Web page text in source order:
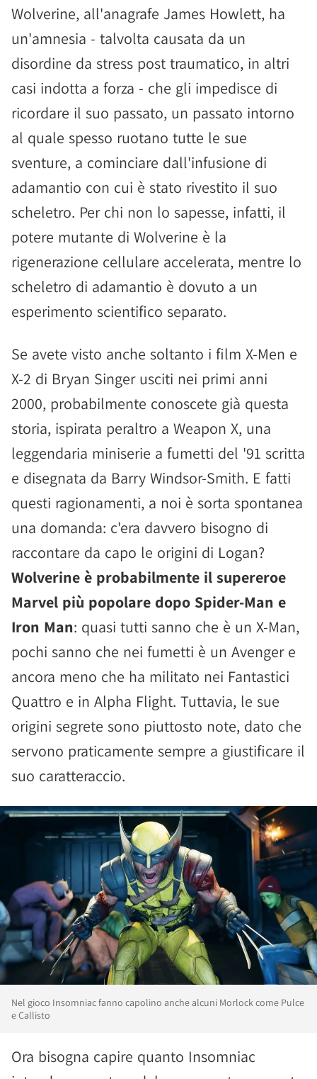
Wolverine, all'anagrafe James Howlett, ha
un'amnesia - talvolta causata da un
disordine da stress post traumatico, in altri
casi indotta a forza - che gli impedisce di
ricordare il suo passato, un passato intorno
al quale spesso ruotano tutte le sue
sventure, a cominciare dall'infusione di
adamantio con cui è stato rivestito il suo
scheletro. Per chi non lo sapesse, infatti, il
potere mutante di Wolverine è la
rigenerazione cellulare accelerata, mentre lo
scheletro di adamantio è dovuto a un
esperimento scientifico separato.
Se avete visto anche soltanto i film X-Men e
X-2 di Bryan Singer usciti nei primi anni
2000, probabilmente conoscete già questa
storia, ispirata peraltro a Weapon X, una
leggendaria miniserie a fumetti del '91 scritta
e disegnata da Barry Windsor-Smith. E fatti
questi ragionamenti, a noi è sorta spontanea
una domanda: c'era davvero bisogno di
raccontare da capo le origini di Logan?
Wolverine è probabilmente il supereroe
Marvel più popolare dopo Spider-Man e
Iron Man: quasi tutti sanno che è un X-Man,
pochi sanno che nei fumetti è un Avenger e
ancora meno che ha militato nei Fantastici
Quattro e in Alpha Flight. Tuttavia, le sue
origini segrete sono piuttosto note, dato che
servono praticamente sempre a giustificare il
suo caratteraccio.
Nel gioco Insomniac fanno capolino anche alcuni Morlock come Pulce
e Callisto
Ora bisogna capire quanto Insomniac